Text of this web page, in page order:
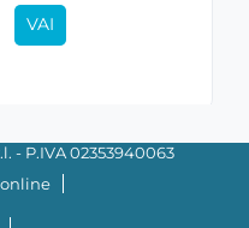
VAI
- P.IVA 02353940063